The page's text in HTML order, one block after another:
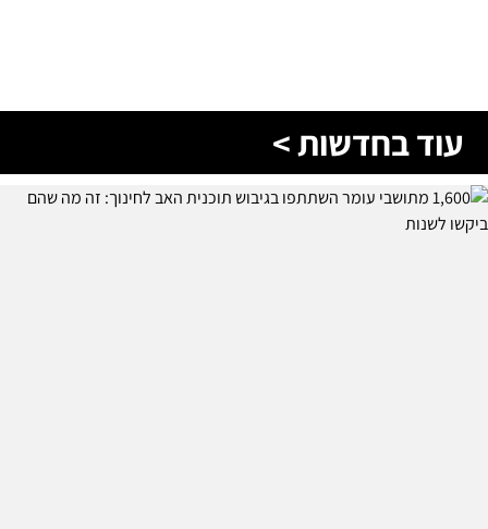
עוד בחדשות >